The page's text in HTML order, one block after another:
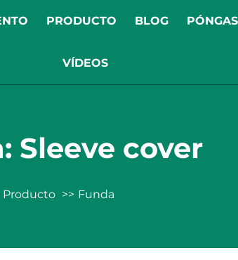
PRODUCTO BLOG
VÍDEOS
Sleeve cover
Producto Funda